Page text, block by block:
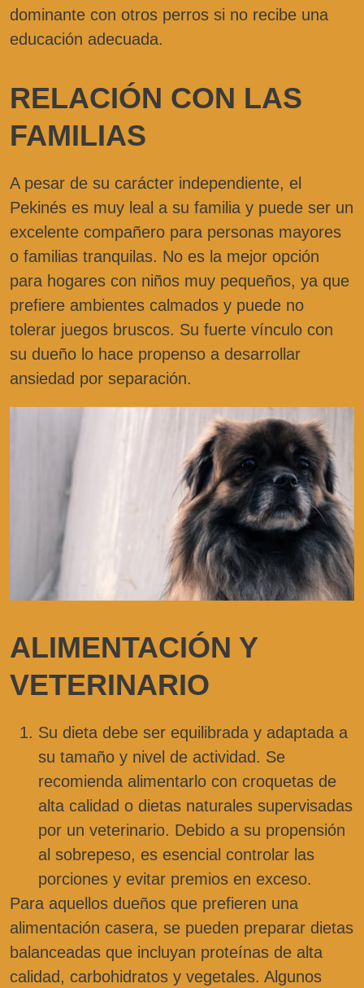
dominante con otros perros si no recibe una
educación adecuada.
RELACIÓN CON LAS
FAMILIAS
A pesar de su carácter independiente, el
Pekinés es muy leal a su familia y puede ser un
excelente compañero para personas mayores
o familias tranquilas. No es la mejor opción
para hogares con niños muy pequeños, ya que
prefiere ambientes calmados y puede no
tolerar juegos bruscos. Su fuerte vínculo con
su dueño lo hace propenso a desarrollar
ansiedad por separación.
ALIMENTACIÓN Y
VETERINARIO
Su dieta debe ser equilibrada y adaptada a
su tamaño y nivel de actividad. Se
recomienda alimentarlo con croquetas de
alta calidad o dietas naturales supervisadas
por un veterinario. Debido a su propensión
al sobrepeso, es esencial controlar las
porciones y evitar premios en exceso.
Para aquellos dueños que prefieren una
alimentación casera, se pueden preparar dietas
balanceadas que incluyan proteínas de alta
calidad, carbohidratos y vegetales. Algunos